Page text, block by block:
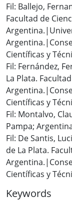
Fil: Ballejo,
Facultad de
Científicas y
Fil: Fernández,
La Plata.
Científicas y
Fil: Montalvo,
Pampa;
Fil: De Santis,
de La Plata.
Científicas y
Keywords